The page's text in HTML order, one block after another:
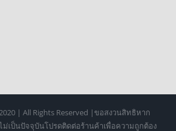
| All Rights Reserved |ขอสงวนสิทธิหาก
เป็นปัจจุบันโปรดติดต่อร้านค้าเพื่อความถูกต้อง